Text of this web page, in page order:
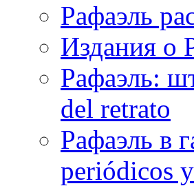
Рафаэль
Издания о
Рафаэль:
del retrato
Рафаэль в
periódicos